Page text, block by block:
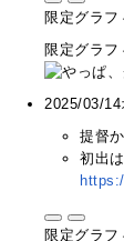
限定グラ
限定グラ
2025/03/14
提督
初出
限定グラ